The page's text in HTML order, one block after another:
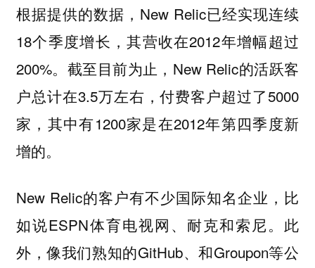
根据提供的数据，New Relic已经实现连续
18个季度增长，其营收在2012年增幅超过
200%。截至目前为止，New Relic的活跃客
户总计在3.5万左右，付费客户超过了5000
家，其中有1200家是在2012年第四季度新
增的。
New Relic的客户有不少国际知名企业，比
如说ESPN体育电视网、耐克和索尼。此
外，像我们熟知的GitHub、和Groupon等公